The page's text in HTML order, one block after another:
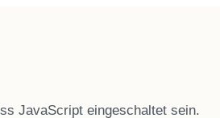
JavaScript eingeschaltet sein.